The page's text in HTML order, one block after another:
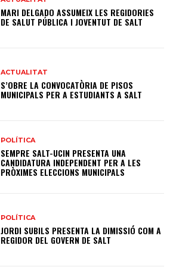
MARI DELGADO ASSUMEIX LES REGIDORIES
DE SALUT PÚBLICA I JOVENTUT DE SALT
ACTUALITAT
S’OBRE LA CONVOCATÒRIA DE PISOS
MUNICIPALS PER A ESTUDIANTS A SALT
POLÍTICA
SEMPRE SALT-UCIN PRESENTA UNA
CANDIDATURA INDEPENDENT PER A LES
PRÒXIMES ELECCIONS MUNICIPALS
POLÍTICA
JORDI SUBILS PRESENTA LA DIMISSIÓ COM A
REGIDOR DEL GOVERN DE SALT